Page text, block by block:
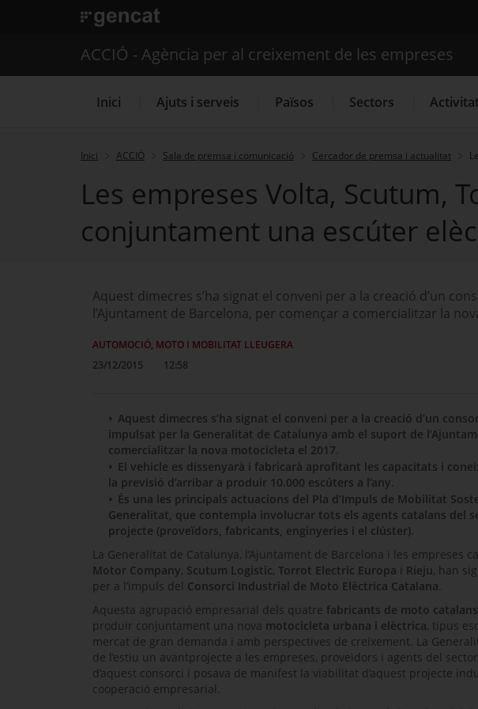
. Obre en una nova finestra.
Serveis d'internacionalització Serveis d'innovació
ACCIÓ - Agència per al creixement de les empreses
Inici Ajuts i serveis Països Sectors
Inici ACCIÓ Sala de premsa i comunicació Cercador de premsa i actualitat
Les empreses Volta, Scutum,
conjuntament una escúter
Aquest dimecres s’ha signat el conveni per a la creació d’un
l’Ajuntament de Barcelona, per començar a comercialitzar la
AUTOMOCIÓ, MOTO I MOBILITAT LLEUGERA
23/12/2015
12:58
Aquest dimecres s’ha signat el conveni per a la creació d’un
impulsat per la Generalitat de Catalunya amb el suport de
comercialitzar la nova motocicleta el 2017.
El vehicle es dissenyarà i fabricarà aprofitant les capacitats i
la previsió d’arribar a produir 10.000 escúters a l’any.
És una les principals actuacions del Pla d’Impuls de Mobilitat
Generalitat, que contempla involucrar tots els agents catalans del
projecte (proveïdors, fabricants, enginyeries i el clúster).
La Generalitat de Catalunya, l’Ajuntament de Barcelona i les empreses
Motor Company, Scutum Logistic, Torrot Electric Europa i Rieju, han
per a l’impuls del Consorci Industrial de Moto Elèctrica Catalana.
Aquesta agrupació empresarial dels quatre fabricants de moto catalans
produir conjuntament una nova motocicleta urbana i elèctrica, tipus
mercat de gran demanda i amb perspectives de creixement. La
de l’estiu un avantprojecte a les empreses, proveïdors i agents del
d’aquest consorci i posava de manifest la viabilitat d’aquest projecte
cooperació empresarial.